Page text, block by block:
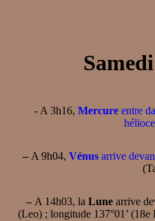
- A 3h16, Mercureentre
–A 9h04, Vénusarrive
–A 14h03, la Lunearrive
(Leo) ; longitude 137°01’